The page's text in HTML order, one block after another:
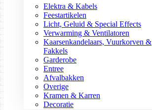
Elektra & Kabels
Feestartikelen
Licht, Geluid & Special Effects
Verwarming & Ventilatoren
Kaarsenkandelaars, Vuurkorven &
Fakkels
Garderobe
Entree
Afvalbakken
Overige
Kramen & Karren
Decoratie